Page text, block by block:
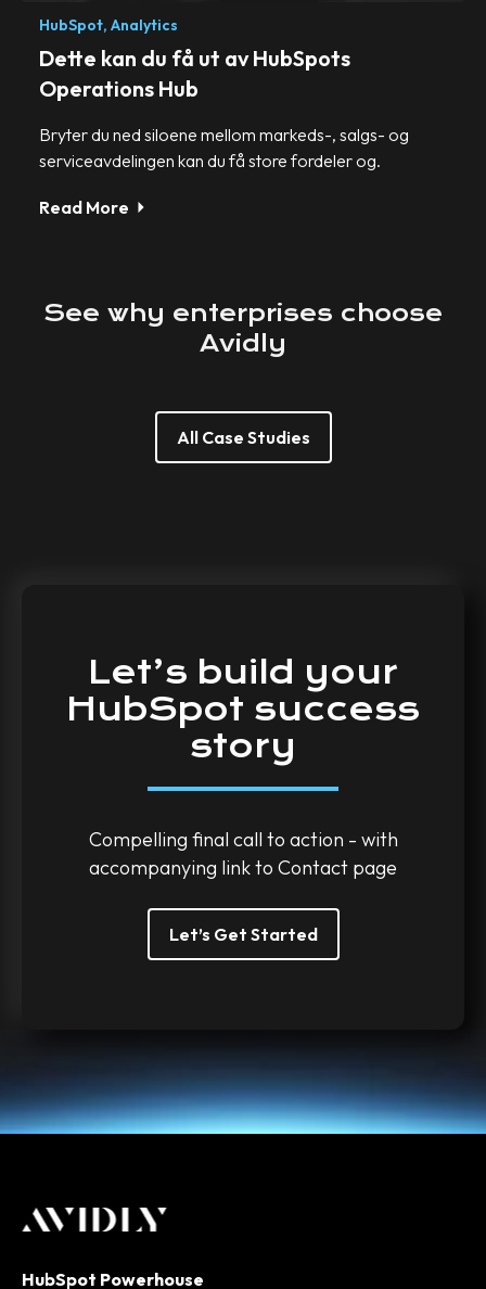
HubSpot, Analytics
Dette kan du få ut av HubSpots
Operations Hub
Bryter du ned siloene mellom markeds-, salgs- og
serviceavdelingen kan du få store fordeler og.
Read More
See why enterprises choose
Avidly
All Case Studies
Let’s build your
HubSpot success
story
Compelling final call to action - with
accompanying link to Contact page
Let’s Get Started
HubSpot Powerhouse